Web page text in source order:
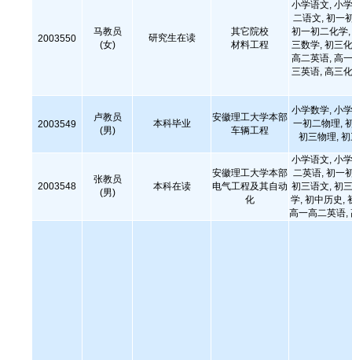
2003550
马教员
(女)
研究生在读
其它院校
材料工程
小学语文, 小
二语文, 初一
初一初二化学
三数学, 初三
高二英语, 高
三英语, 高三
2003549
卢教员
(男)
本科毕业
安徽理工大学本部
车辆工程
小学数学, 小
一初二物理,
初三物理,
2003548
张教员
(男)
本科在读
安徽理工大学本部
电气工程及其自动
化
小学语文, 小
二英语, 初一
初三语文, 初
学, 初中历史,
高一高二英语,